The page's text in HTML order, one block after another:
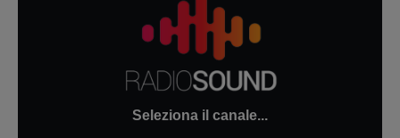
Seleziona il canale...